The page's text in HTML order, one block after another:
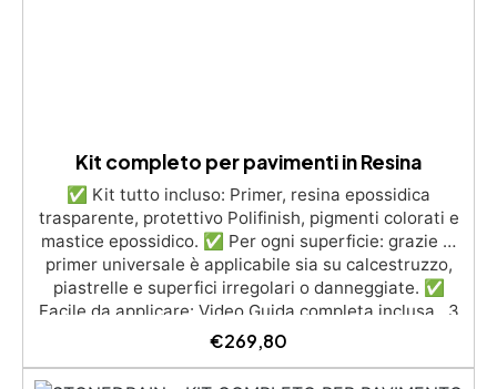
Kit completo per pavimenti in Resina
✅ Kit tutto incluso: Primer, resina epossidica
trasparente, protettivo Polifinish, pigmenti colorati e
mastice epossidico. ✅ Per ogni superficie: grazie al
primer universale è applicabile sia su calcestruzzo,
piastrelle e superfici irregolari o danneggiate. ✅
Facile da applicare: Video Guida completa inclusa, 3
semplici passaggi, dalla preparazione della superficie
alla finitura protettiva antigraffio. ✅ Risultati
professionali: Sistema autolivellante, resistente ai
€269,80